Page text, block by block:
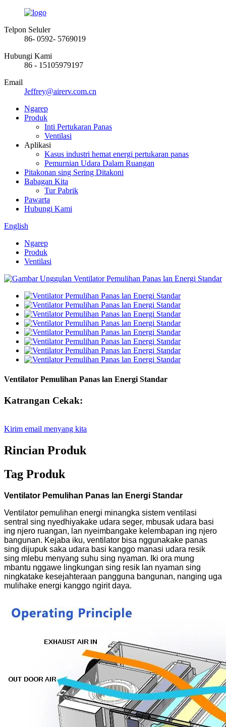
Telpon Seluler
86- 0592- 5769019
Hubungi Kami
86 - 15105979197
Email
Jeffrey@airerv.com.cn
Ngarep
Produk
Inti Pertukaran Panas
Ventilasi
Aplikasi
Kasus industri hemat energi pertukaran panas
Pemurnian Udara Dalam Ruangan
Pitakonan sing Sering Ditakoni
Babagan Kita
Tur Pabrik
Pawarta
Hubungi Kami
English
Ngarep
Produk
Ventilasi
Ventilator Pemulihan Panas lan Energi Standar
Katrangan Cekak:
Kirim email menyang kita
Rincian Produk
Tag Produk
Ventilator Pemulihan Panas lan Energi Standar
Ventilator pemulihan energi minangka sistem ventilasi
sentral sing nyedhiyakake udara seger, mbusak udara basi
ing njero ruangan, lan nyeimbangake kelembapan ing njero
bangunan. Kejaba iku, ventilator bisa nggunakake panas
sing dijupuk saka udara basi kanggo manasi udara resik
sing mlebu menyang suhu sing nyaman. Iki ora mung
mbantu nggawe lingkungan sing resik lan nyaman sing
ningkatake kesejahteraan pangguna bangunan, nanging uga
mulihake energi kanggo ngirit daya.